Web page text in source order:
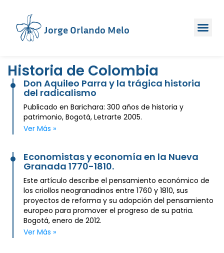
Jorge Orlando Melo
Historia de Colombia
Don Aquileo Parra y la trágica historia
del radicalismo
Publicado en Barichara: 300 años de historia y
patrimonio, Bogotá, Letrarte 2005.
Ver Más »
Economistas y economía en la Nueva
Granada 1770-1810.
Este artículo describe el pensamiento económico de
los criollos neogranadinos entre 1760 y 1810, sus
proyectos de reforma y su adopción del pensamiento
europeo para promover el progreso de su patria.
Bogotá, enero de 2012.
Ver Más »